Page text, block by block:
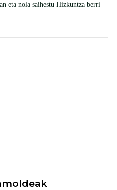
eta nola saihestu Hizkuntza berri